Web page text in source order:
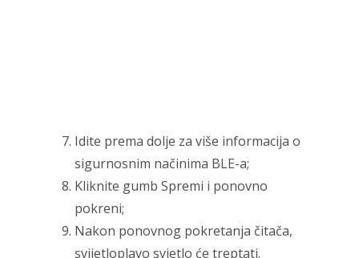
Idite prema dolje za više informacija o
sigurnosnim načinima BLE-a;
Kliknite gumb Spremi i ponovno
pokreni;
Nakon ponovnog pokretanja čitača,
svijetloplavo svjetlo će treptati.